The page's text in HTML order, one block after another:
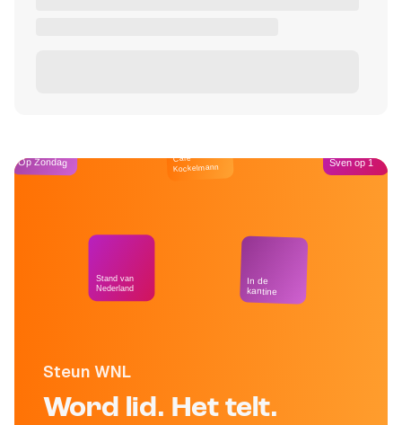
Steun WNL
Word lid. Het telt.
Op Zondag
Stand van
Nederland
Café
Kockelmann
In de
kantine
Sven op 1